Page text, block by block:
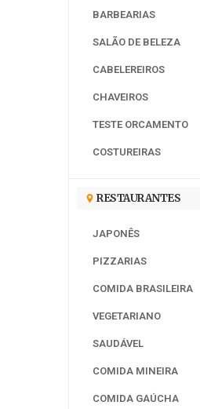
BARBEARIAS
SALÃO DE BELEZA
CABELEREIROS
CHAVEIROS
TESTE ORCAMENTO
COSTUREIRAS
RESTAURANTES
JAPONÊS
PIZZARIAS
COMIDA BRASILEIRA
VEGETARIANO
SAUDÁVEL
COMIDA MINEIRA
COMIDA GAÚCHA